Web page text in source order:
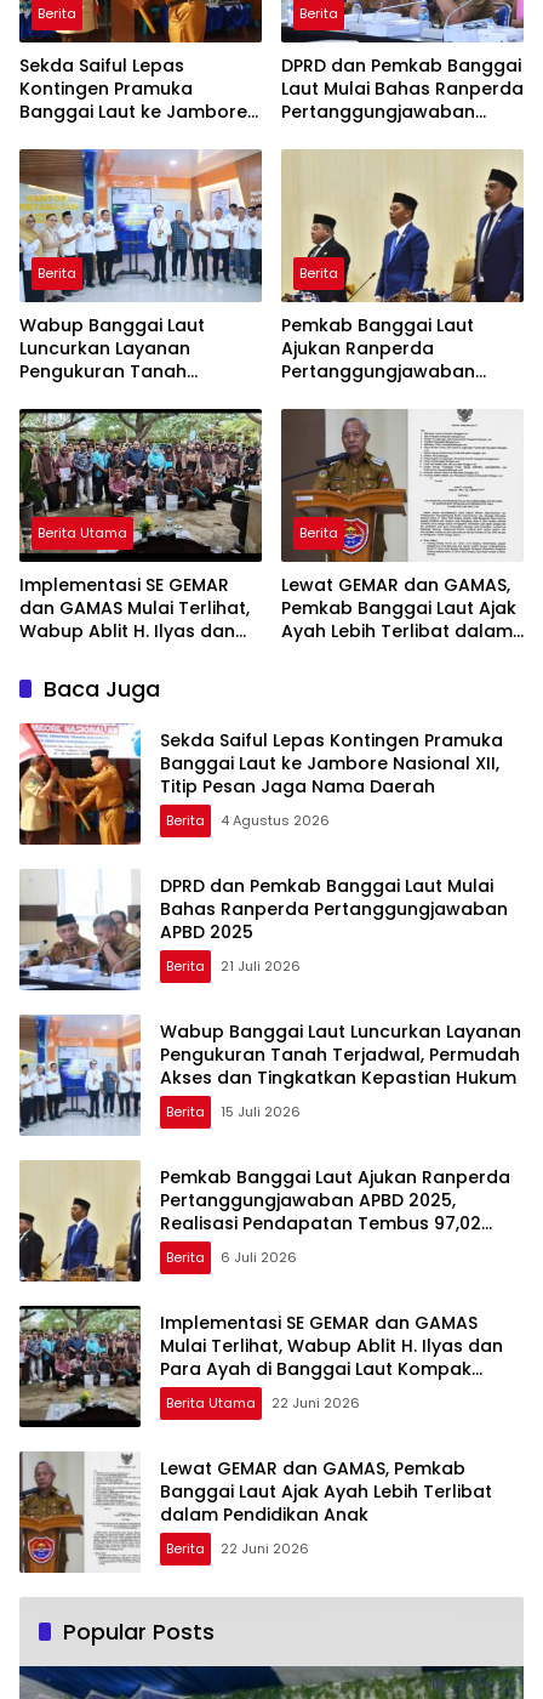
Berita
Sekda Saiful Lepas
Kontingen Pramuka
Banggai Laut ke Jambore
Jaga Nama Daerah
Berita
DPRD dan Pemkab Banggai
Laut Mulai Bahas Ranperda
Pertanggungjawaban
Berita
Wabup Banggai Laut
Luncurkan Layanan
Pengukuran Tanah
Akses dan Tingkatkan
Kepastian Hukum
Berita
Pemkab Banggai Laut
Ajukan Ranperda
Pertanggungjawaban
Pendapatan Tembus 97,02
Berita Utama
Implementasi SE GEMAR
dan GAMAS Mulai Terlihat,
Wabup Ablit H. Ilyas dan
Kompak Ambil Rapor Anak
Berita
Lewat GEMAR dan GAMAS,
Pemkab Banggai Laut Ajak
Ayah Lebih Terlibat dalam
Baca Juga
Sekda Saiful Lepas Kontingen Pramuka
Banggai Laut ke Jambore Nasional XII,
Titip Pesan Jaga Nama Daerah
Berita 4 Agustus 2026
DPRD dan Pemkab Banggai Laut Mulai
Bahas Ranperda Pertanggungjawaban
APBD 2025
Berita 21 Juli 2026
Wabup Banggai Laut Luncurkan Layanan
Pengukuran Tanah Terjadwal, Permudah
Akses dan Tingkatkan Kepastian Hukum
Berita 15 Juli 2026
Pemkab Banggai Laut Ajukan Ranperda
Pertanggungjawaban APBD 2025,
Realisasi Pendapatan Tembus 97,02
Persen
Berita 6 Juli 2026
Implementasi SE GEMAR dan GAMAS
Mulai Terlihat, Wabup Ablit H. Ilyas dan
Para Ayah di Banggai Laut Kompak
Ambil Rapor Anak
Berita Utama 22 Juni 2026
Lewat GEMAR dan GAMAS, Pemkab
Banggai Laut Ajak Ayah Lebih Terlibat
dalam Pendidikan Anak
Berita 22 Juni 2026
Popular Posts